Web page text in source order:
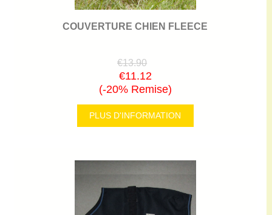
COUVERTURE CHIEN FLEECE
€13.90
€11.12
(-20% Remise)
PLUS D'INFORMATION